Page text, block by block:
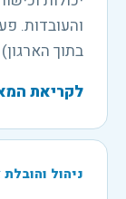
והעובדות.
בתוך
לקריאת
ניהול והובלת